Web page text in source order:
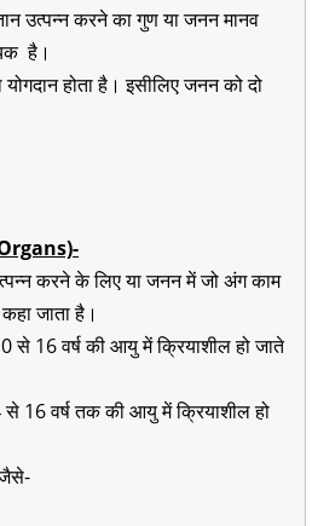
उत्पन्न करने का गुण या जनन मानव
है।
होता है। इसीलिए जनन को दो
करने के लिए या जनन में जो अंग काम
जाता है।
से 16 वर्ष की आयु में क्रियाशील हो जाते
16 वर्ष तक की आयु में क्रियाशील हो